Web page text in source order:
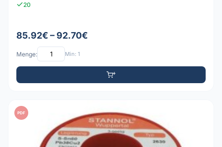
20
85.92€ – 92.70€
Menge: Min: 1
PDF